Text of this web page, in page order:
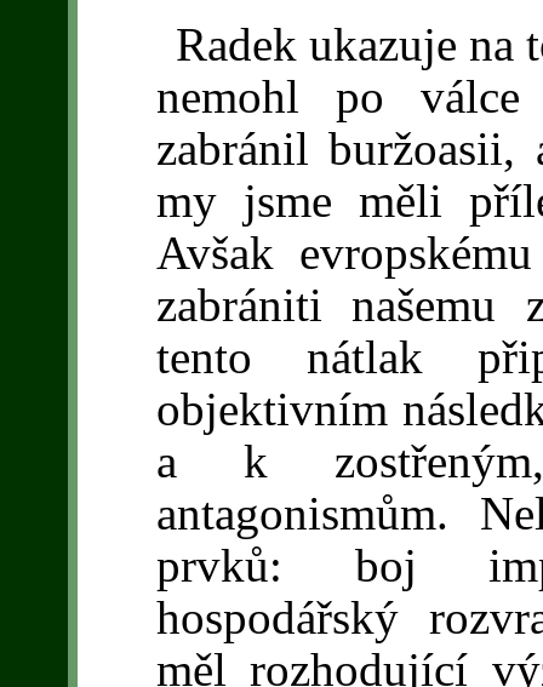
Radek ukazuje na
nemohl po
zabránil
my jsme měli
Avšak
zabrániti našemu
tento nátlak
objektivním
a k
antagonismům.
prvků: boj
hospodářský
měl rozhodující